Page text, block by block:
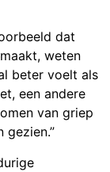
dat
weten
beter voelt als
een andere
van griep